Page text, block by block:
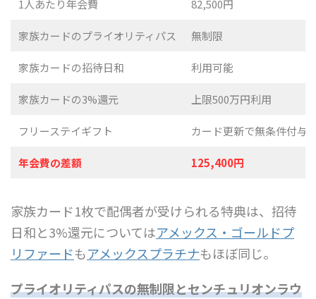
1人あたり年会費 82,500円
家族カードのプライオリティパス 無制限
家族カードの招待日和 利用可能
家族カードの3%還元 上限500万円利用
フリーステイギフト カード更新で無条件付与
年会費の差額 125,400円
家族カード1枚で配偶者が受けられる特典は、招待
日和と3%還元についてはアメックス・ゴールドプ
リファードもアメックスプラチナもほぼ同じ。
プライオリティパスの無制限とセンチュリオンラウ